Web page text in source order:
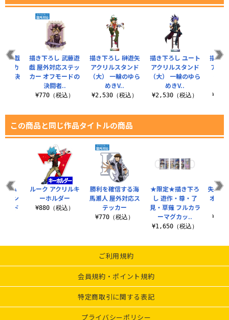
描き下ろし 榊遊矢
アクリルスタンド
（大） 一輪のゆら
めきV..
¥2,530（税込）
描き下ろし ユート
アクリルスタンド
（大） 一輪のゆら
めきV..
¥2,530（税込）
描き
アク
遊戯
ッカ
の決
描き下ろし 武藤遊
戯 屋外対応ステッ
カー オフモードの
決闘者..
¥770（税込）
この商品と同じ作品タイトルの商品
勝利を確信する海
馬瀬人 屋外対応ス
テッカー
¥770（税込）
★限定★描き下ろ
し 遊作・尊・了
見・草薙 フルカラ
ーマグカッ..
¥1,650（税込）
失われ
オ）
ヨハ
セン
ンド
ルーク アクリルキ
ーホルダー
¥880（税込）
ご利用規約
会員規約・ポイント規約
特定商取引に関する表記
プライバシーポリシー